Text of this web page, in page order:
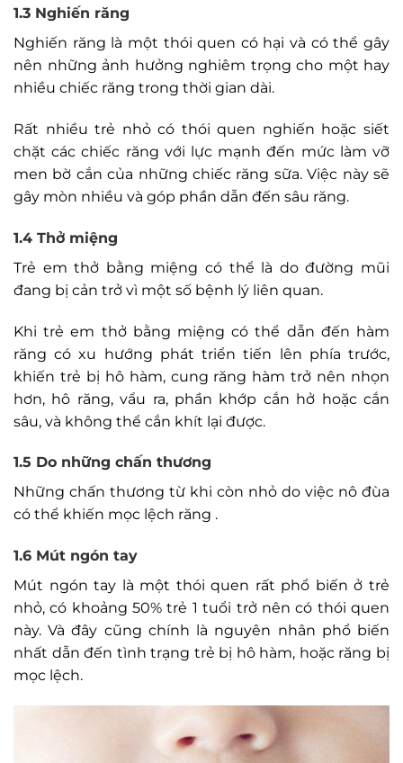
1.3 Nghiến răng
Nghiến răng là một thói quen có hại và có thể gây
nên những ảnh hưởng nghiêm trọng cho một hay
nhiều chiếc răng trong thời gian dài.
Rất nhiều trẻ nhỏ có thói quen nghiến hoặc siết
chặt các chiếc răng với lực mạnh đến mức làm vỡ
men bờ cắn của những chiếc răng sữa. Việc này sẽ
gây mòn nhiều và góp phần dẫn đến sâu răng.
1.4 Thở miệng
Trẻ em thở bằng miệng có thể là do đường mũi
đang bị cản trở vì một số bệnh lý liên quan.
Khi trẻ em thở bằng miệng có thể dẫn đến hàm
răng có xu hướng phát triển tiến lên phía trước,
khiến trẻ bị hô hàm, cung răng hàm trở nên nhọn
hơn, hô răng, vẩu ra, phần khớp cắn hở hoặc cắn
sâu, và không thể cắn khít lại được.
1.5 Do những chấn thương
Những chấn thương từ khi còn nhỏ do việc nô đùa
có thể khiến mọc lệch răng .
1.6 Mút ngón tay
Mút ngón tay là một thói quen rất phổ biến ở trẻ
nhỏ, có khoảng 50% trẻ 1 tuổi trở nên có thói quen
này. Và đây cũng chính là nguyên nhân phổ biến
nhất dẫn đến tình trạng trẻ bị hô hàm, hoặc răng bị
mọc lệch.